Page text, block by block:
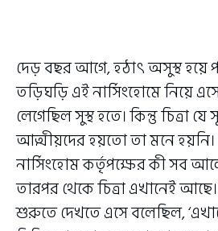
দেড় বছর আগে, হঠাৎ অসুস্থ হয়ে
তড়িঘড়ি এই নার্সিংহোমে নিয়ে
লেগেছিল সুস্থ হতে। কিন্তু চিত্রা যে
আত্মীয়দের হয়তো তা মনে হয়নি।
নার্সিংহোম কর্তৃপক্ষের কী সব
তারপর থেকে চিত্রা এখানেই
শুরুতে দেখতে এসে বলেছিল,